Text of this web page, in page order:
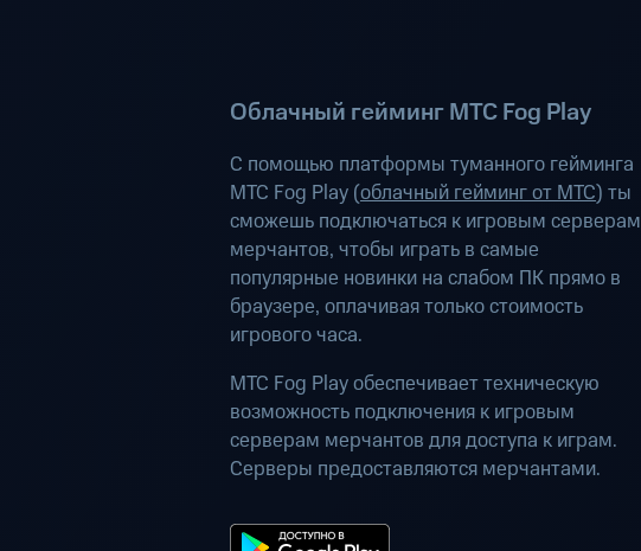
Облачный гейминг МТС Fog Play
С помощью платформы туманного гейминга
МТС Fog Play (облачный гейминг от МТС) ты
сможешь подключаться к игровым серверам
мерчантов, чтобы играть в самые
популярные новинки на слабом ПК прямо в
браузере, оплачивая только стоимость
игрового часа.
МТС Fog Play обеспечивает техническую
возможность подключения к игровым
серверам мерчантов для доступа к играм.
Серверы предоставляются мерчантами.